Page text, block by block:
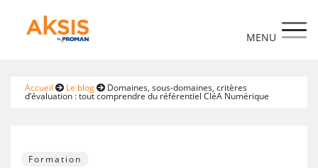
Accueil Le blog Domaines, sous-domaines, critères
d’évaluation : tout comprendre du référentiel CléA Numérique
Formation